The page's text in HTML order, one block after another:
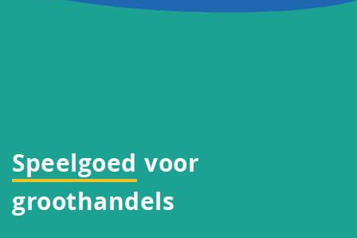
Speelgoed voor
groothandels